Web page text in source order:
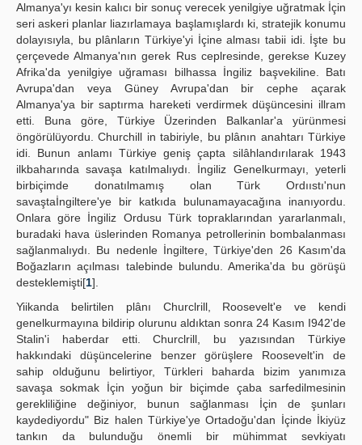
Almanya'yı kesin kalıcı bir sonuç verecek yenilgiye uğratmak İçin
seri askeri planlar liazırlamaya başlamışlardı ki, stratejik konumu
dolayısıyla, bu plânların Türkiye'yi İçine alması tabii idi. İşte bu
çerçevede Almanya'nın gerek Rus ceplresinde, gerekse Kuzey
Afrika'da yenilgiye uğraması bilhassa İngiliz başvekiline. Batı
Avrupa'dan veya Güney Avrupa'dan bir cephe açarak
Almanya'ya bir saptırma hareketi verdirmek düşüncesini illram
etti. Buna göre, Türkiye Üzerinden Balkanlar'a yürünmesi
öngörülüyordu. Churchill in tabiriyle, bu plânın anahtarı Türkiye
idi. Bunun anlamı Türkiye geniş çapta silâhlandırılarak 1943
ilkbaharında savaşa katılmalıydı. İngiliz Genelkurmayı, yeterli
birbiçimde donatılmamış olan Türk Ordııstı'nun
savaştaİngiltere'ye bir katkıda bulunamayacağına inanıyordu.
Onlara göre İngiliz Ordusu Türk topraklarından yararlanmalı,
buradaki hava üslerinden Romanya petrollerinin bombalanması
sağlanmalıydı. Bu nedenle İngiltere, Türkiye'den 26 Kasım'da
Boğazların açılması talebinde bulundu. Amerika'da bu görüşü
desteklemişti[1].
Yiikanda belirtilen plânı Churclrill, Roosevelt'e ve kendi
genelkurmayına bildirip olurunu aldıktan sonra 24 Kasım I942'de
Stalin'i haberdar etti. Churclrill, bu yazısından Türkiye
hakkındaki düşüncelerine benzer görüşlere Roosevelt'in de
sahip olduğunu belirtiyor, Türkleri baharda bizim yanımıza
savaşa sokmak İçin yoğun bir biçimde çaba sarfedilmesinin
gerekliliğine değiniyor, bunun sağlanması İçin de şunları
kaydediyordu" Biz halen Türkiye'ye Ortadoğu'dan İçinde İkiyüz
tankın da bulunduğu önemli bir mühimmat sevkiyatı